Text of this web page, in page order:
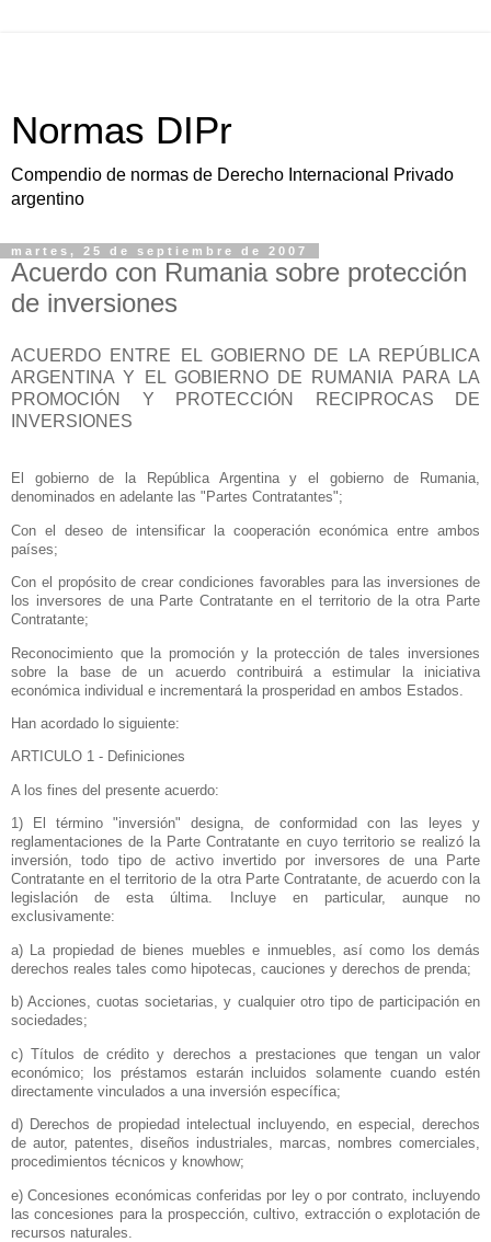
Normas DIPr
Compendio de normas de Derecho Internacional Privado
argentino
martes, 25 de septiembre de 2007
Acuerdo con Rumania sobre protección
de inversiones
ACUERDO ENTRE EL GOBIERNO DE LA REPÚBLICA
ARGENTINA Y EL GOBIERNO DE RUMANIA PARA LA
PROMOCIÓN Y PROTECCIÓN RECIPROCAS DE
INVERSIONES
El gobierno de la República Argentinay el gobierno de Rumania,
denominados en adelante las "Partes Contratantes";
Con el deseo de intensificar la cooperación económica entre ambos
países;
Con el propósito de crear condiciones favorables para las inversiones de
los inversores de una Parte Contratante en el territorio de la otra Parte
Contratante;
Reconocimiento que la promoción y la protección de tales inversiones
sobre la base de un acuerdo contribuirá a estimular la iniciativa
económica individual e incrementará la prosperidad en ambos Estados.
Han acordado lo siguiente:
ARTICULO 1 - Definiciones
A los fines del presente acuerdo:
1) El término "inversión" designa, de conformidad con las leyes y
reglamentaciones de la Parte Contratante en cuyo territorio se realizó la
inversión, todo tipo de activo invertido por inversores de una Parte
Contratante en el territorio de la otra Parte Contratante, de acuerdo con la
legislación de esta última. Incluye en particular, aunque no
exclusivamente:
a) La propiedad de bienes muebles e inmuebles, así como los demás
derechos reales tales como hipotecas, cauciones y derechos de prenda;
b) Acciones, cuotas societarias, y cualquier otro tipo de participación en
sociedades;
c) Títulos de crédito y derechos a prestaciones que tengan un valor
económico; los préstamos estarán incluidos solamente cuando estén
directamente vinculados a una inversión específica;
d) Derechos de propiedad intelectual incluyendo, en especial, derechos
de autor, patentes, diseños industriales, marcas, nombres comerciales,
procedimientos técnicos y knowhow;
e) Concesiones económicas conferidas por ley o por contrato, incluyendo
las concesiones para la prospección, cultivo, extracción o explotación de
recursos naturales.